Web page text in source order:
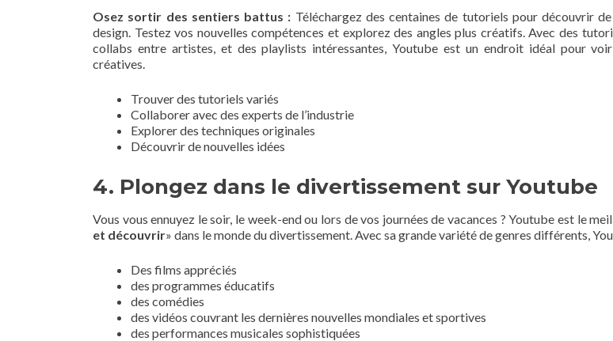
Osez sortir des sentiers battus : Téléchargez des centaines de tutoriels pour découvrir
design. Testez vos nouvelles compétences et explorez des angles plus créatifs. Avec des
collabs entre artistes, et des playlists intéressantes, Youtube est un endroit idéal pour
créatives.
Trouver des tutoriels variés
Collaborer avec des experts de l’industrie
Explorer des techniques originales
Découvrir de nouvelles idées
4. Plongez dans le divertissement sur Youtube
Vous vous ennuyez le soir, le week-end ou lors de vos journées de vacances ? Youtube est le
et découvrir» dans le monde du divertissement. Avec sa grande variété de genres différents,
Des films appréciés
des programmes éducatifs
des comédies
des vidéos couvrant les dernières nouvelles mondiales et sportives
des performances musicales sophistiquées